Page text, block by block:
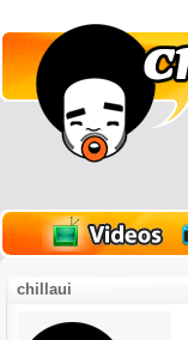
chillaui